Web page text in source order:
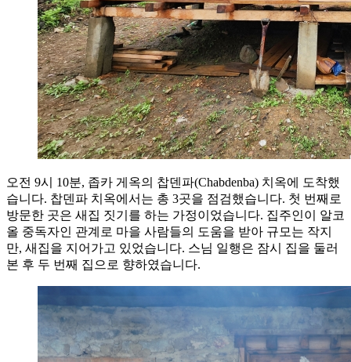
오전 9시 10분, 좁카 게옥의 찹덴파(Chabdenba) 치옥에 도착했
습니다. 찹덴파 치옥에서는 총 3곳을 점검했습니다. 첫 번째로
방문한 곳은 새집 짓기를 하는 가정이었습니다. 집주인이 알코
올 중독자인 관계로 마을 사람들의 도움을 받아 규모는 작지
만, 새집을 지어가고 있었습니다. 스님 일행은 잠시 집을 둘러
본 후 두 번째 집으로 향하였습니다.